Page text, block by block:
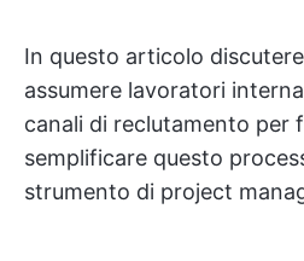
In questo articolo
assumere lavoratori
canali di reclutamento per
semplificare questo
strumento di project